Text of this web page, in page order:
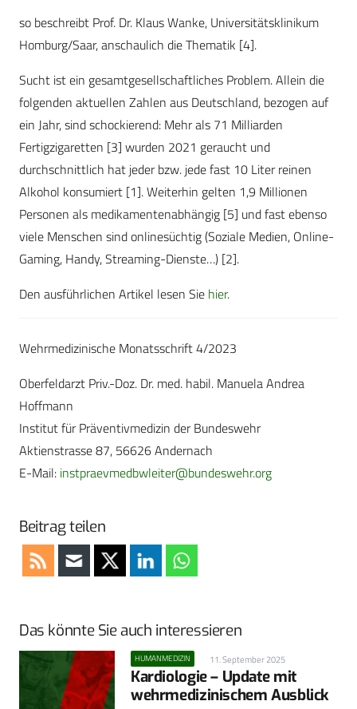
so beschreibt Prof. Dr. Klaus Wanke, Universitätsklinikum
Homburg/Saar, anschaulich die Thematik [4].
Sucht ist ein gesamtgesellschaftliches Problem. Allein die
folgenden aktuellen Zahlen aus Deutschland, bezogen auf
ein Jahr, sind schockierend: Mehr als 71 Milliarden
Fertigzigaretten [3] wurden 2021 geraucht und
durchschnittlich hat jeder bzw. jede fast 10 Liter reinen
Alkohol konsumiert [1]. Weiterhin gelten 1,9 Millionen
Personen als medikamentenabhängig [5] und fast ebenso
viele Menschen sind onlinesüchtig (Soziale Medien, Online-
Gaming, Handy, Streaming-Dienste…) [2].
Den ausführlichen Artikel lesen Sie hier.
Wehrmedizinische Monatsschrift 4/2023
Oberfeldarzt Priv.-Doz. Dr. med. habil. Manuela Andrea
Hoffmann
Institut für Präventivmedizin der Bundeswehr
Aktienstrasse 87, 56626 Andernach
E-Mail: instpraevmedbwleiter@bundeswehr.org
Beitrag teilen
Das könnte Sie auch interessieren
HUMANMEDIZIN 11. September 2025
Kardiologie – Update mit
wehrmedizinischem Ausblick